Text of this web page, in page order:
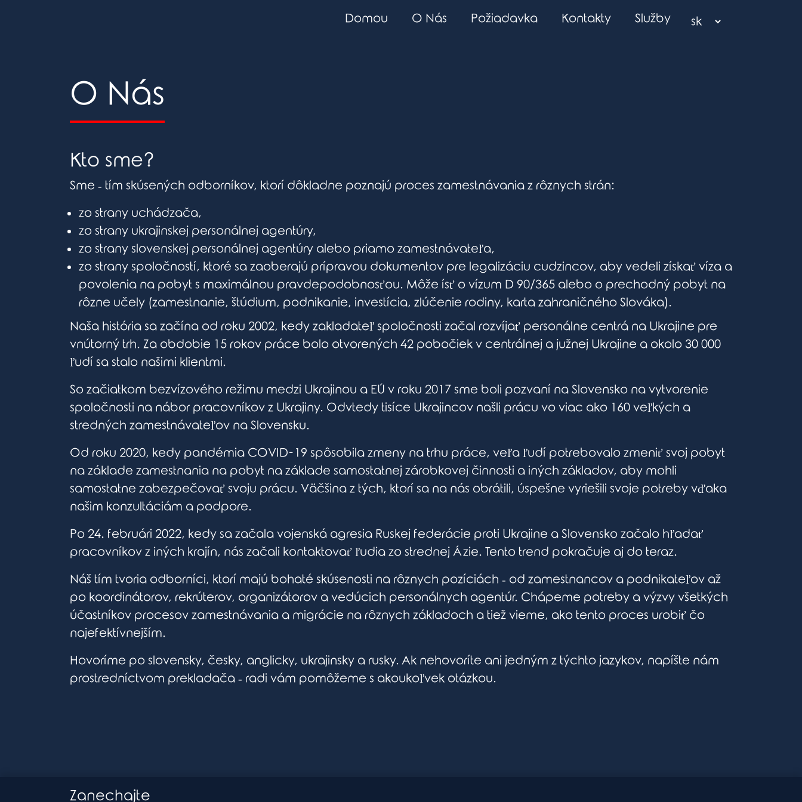
Domou O Nás Požiadavka Kontakty Služby
O Nás
Kto sme?
Sme ‐ tím skúsených odborníkov, ktorí dôkladne poznajú proces zamestnávania z rôznych strán:
zo strany uchádzača,
zo strany ukrajinskej personálnej agentúry,
zo strany slovenskej personálnej agentúry alebo priamo zamestnávateľa,
zo strany spoločností, ktoré sa zaoberajú prípravou dokumentov pre legalizáciu cudzincov, aby vedeli získať víza a
povolenia na pobyt s maximálnou pravdepodobnosťou. Môže ísť o vízum D 90/365 alebo o prechodný pobyt na
rôzne učely (zamestnanie, štúdium, podnikanie, investícia, zlúčenie rodiny, karta zahraničného Slováka).
Naša história sa začína od roku 2002, kedy zakladateľ spoločnosti začal rozvíjať personálne centrá na Ukrajine pre
vnútorný trh. Za obdobie 15 rokov práce bolo otvorených 42 pobočiek v centrálnej a južnej Ukrajine a okolo 30 000
ľudí sa stalo našimi klientmi.
So začiatkom bezvízového režimu medzi Ukrajinou a EÚ v roku 2017 sme boli pozvaní na Slovensko na vytvorenie
spoločnosti na nábor pracovníkov z Ukrajiny. Odvtedy tisíce Ukrajincov našli prácu vo viac ako 160 veľkých a
stredných zamestnávateľov na Slovensku.
Od roku 2020, kedy pandémia COVID-19 spôsobila zmeny na trhu práce, veľa ľudí potrebovalo zmeniť svoj pobyt
na základe zamestnania na pobyt na základe samostatnej zárobkovej činnosti a iných základov, aby mohli
samostatne zabezpečovať svoju prácu. Väčšina z tých, ktorí sa na nás obrátili, úspešne vyriešili svoje potreby vďaka
našim konzultáciám a podpore.
Po 24. februári 2022, kedy sa začala vojenská agresia Ruskej federácie proti Ukrajine a Slovensko začalo hľadať
pracovníkov z iných krajín, nás začali kontaktovať ľudia zo strednej Ázie. Tento trend pokračuje aj do teraz.
Náš tím tvoria odborníci, ktorí majú bohaté skúsenosti na rôznych pozíciách ‐ od zamestnancov a podnikateľov až
po koordinátorov, rekrúterov, organizátorov a vedúcich personálnych agentúr. Chápeme potreby a výzvy všetkých
účastníkov procesov zamestnávania a migrácie na rôznych základoch a tiež vieme, ako tento proces urobiť čo
najefektívnejším.
Hovoríme po slovensky, česky, anglicky, ukrajinsky a rusky. Ak nehovoríte ani jedným z týchto jazykov, napíšte nám
prostredníctvom prekladača ‐ radi vám pomôžeme s akoukoľvek otázkou.
Zanechajte